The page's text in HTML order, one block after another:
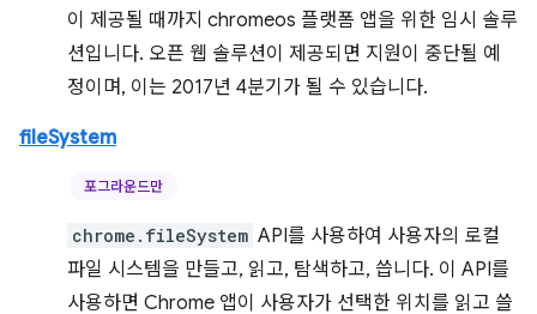
이 제공될 때까지 chromeos 플랫폼 앱을 위한 임시 솔루
션입니다. 오픈 웹 솔루션이 제공되면 지원이 중단될 예
정이며, 이는 2017년 4분기가 될 수 있습니다.
fileSystem
포그라운드만
chrome.fileSystem API를 사용하여 사용자의 로컬
파일 시스템을 만들고, 읽고, 탐색하고, 씁니다. 이 API를
사용하면 Chrome 앱이 사용자가 선택한 위치를 읽고 쓸